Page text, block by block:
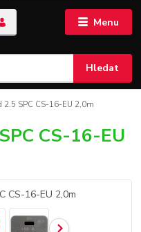
Menu
Hledat
2.5 SPC CS-16-EU 2,0m
CS-16-EU